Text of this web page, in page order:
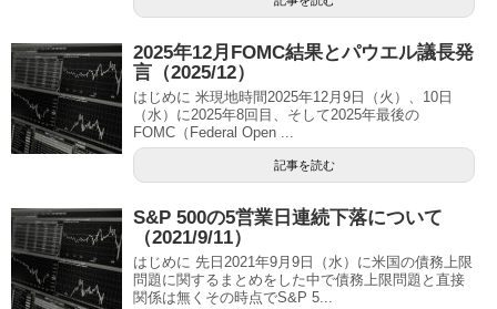
2025年12月FOMC結果とパウエル議長発
言（2025/12）
はじめに 米現地時間2025年12月9日（火）、10日
（水）に2025年8回目、そして2025年最後の
FOMC（Federal Open ...
記事を読む
S&P 500の5営業日連続下落について
（2021/9/11）
はじめに 先日2021年9月9日（水）に米国の債務上限
問題に関するまとめをした中で債務上限問題と直接
関係は無くその時点でS&P 5...